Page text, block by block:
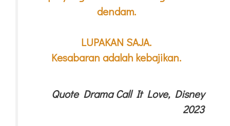
dendam.
LUPAKAN SAJA.
Kesabaran adalah kebajikan.
Quote Drama Call It Love, Disney
2023